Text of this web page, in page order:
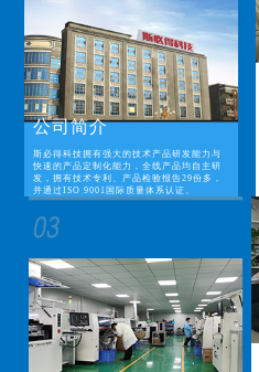
公司简介
斯必得科技拥有强大的技术产品研发能力与
快速的产品定制化能力，全线产品均自主研
发，拥有技术专利、产品检验报告29份多，
并通过ISO 9001国际质量体系认证。